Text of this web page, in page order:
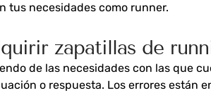
tus necesidades como runner.
zapatillas de
de las necesidades con las que
o respuesta. Los errores están